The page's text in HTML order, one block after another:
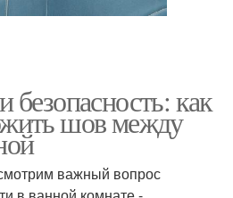
безопасность: как
шов между
важный вопрос